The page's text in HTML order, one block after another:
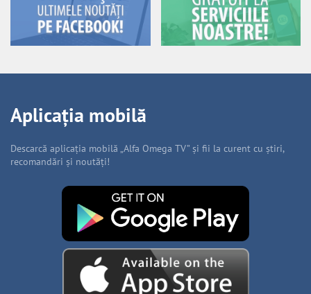
Aplicația mobilă
Descarcă aplicația mobilă „Alfa Omega TV” și fii la curent cu știri,
recomandări și noutăți!